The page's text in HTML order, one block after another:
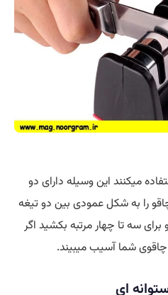
میکنند این وسیله دارای دو
را به شکل عمودی بین دو تیغه
سه تا چهار مرتبه بکشید اگر
چاقوی شما آسیب میبیند.
ای